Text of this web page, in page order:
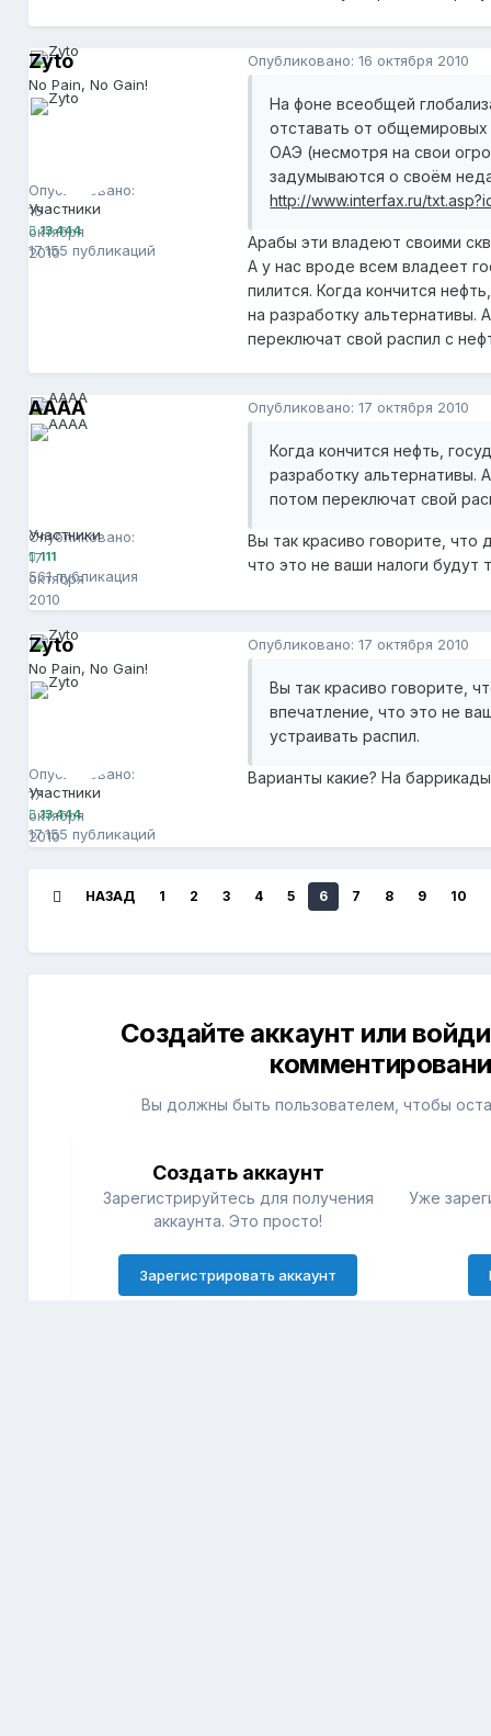
Опубликовано:
16
октября
2010
Zyto
No Pain, No Gain!
Участники
13 444
17 155 публикаций
Опубликовано:16 октября 2010
На фоне всеобщей
отставать от
ОАЭ (несмотря на свои
задумываются о своём
http://www.interfax.ru/
Арабы эти владеют своими
А у нас вроде всем владеет
пилится. Когда кончится
на разработку
переключат свой распил с
Опубликовано:
17
октября
2010
AAAA
Участники
111
561 публикация
Опубликовано:17 октября 2010
Когда кончится нефть,
разработку альтернативы.
потом переключат свой
Вы так красиво говорите, что
что это не ваши налоги будут
Опубликовано:
17
октября
2010
Zyto
No Pain, No Gain!
Участники
13 444
17 155 публикаций
Опубликовано:17 октября 2010
Вы так красиво говорите,
впечатление, что это не
устраивать распил.
Варианты какие? На
НАЗАД 1 2 3 4 5 6 7 8 9 10
Создайте аккаунт или
Вы должны быть пользователем, чтобы
Создать аккаунт
Зарегистрируйтесь для получения
аккаунта. Это просто!
Зарегистрировать аккаунт
Уже